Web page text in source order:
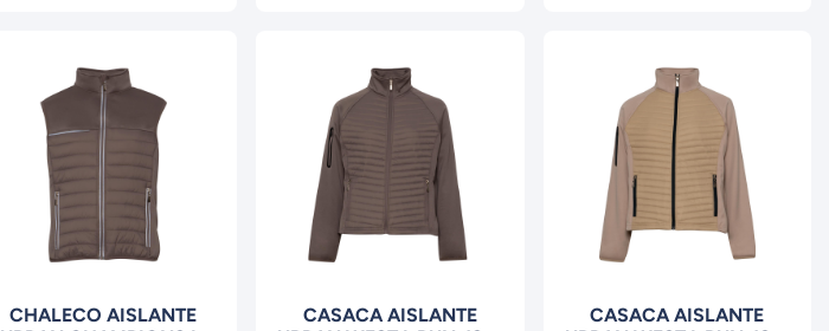
CHALECO AISLANTE
CASACA AISLANTE
CASACA AISLANTE